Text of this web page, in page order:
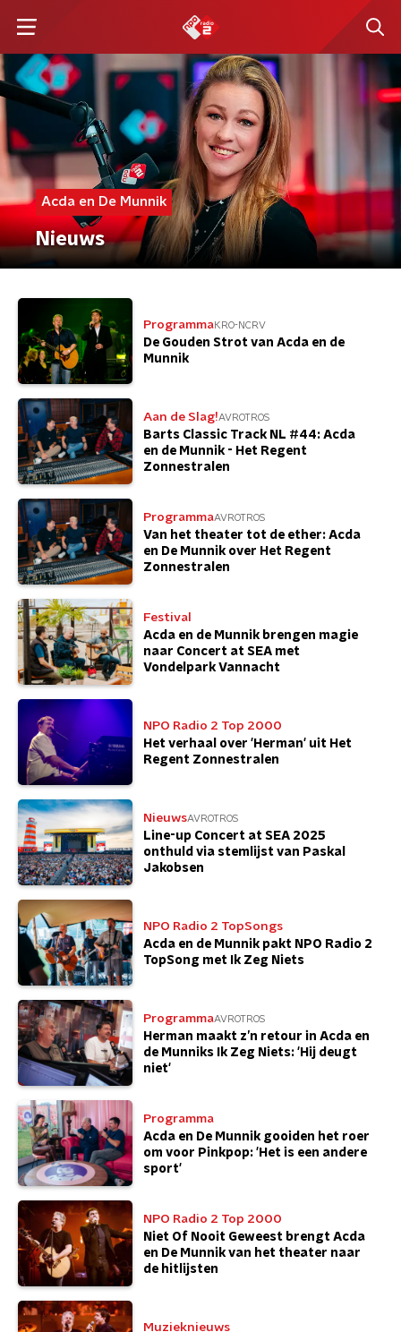
Acda en De Munnik
Nieuws
ProgrammaKRO-NCRV
De Gouden Strot van Acda en de
Munnik
Aan de Slag!AVROTROS
Barts Classic Track NL #44: Acda
en de Munnik - Het Regent
Zonnestralen
ProgrammaAVROTROS
Van het theater tot de ether: Acda
en De Munnik over Het Regent
Zonnestralen
Festival
Acda en de Munnik brengen magie
naar Concert at SEA met
Vondelpark Vannacht
NPO Radio 2 Top 2000
Het verhaal over 'Herman' uit Het
Regent Zonnestralen
NieuwsAVROTROS
Line-up Concert at SEA 2025
onthuld via stemlijst van Paskal
Jakobsen
NPO Radio 2 TopSongs
Acda en de Munnik pakt NPO Radio 2
TopSong met Ik Zeg Niets
ProgrammaAVROTROS
Herman maakt z’n retour in Acda en
de Munniks Ik Zeg Niets: 'Hij deugt
niet'
Programma
Acda en De Munnik gooiden het roer
om voor Pinkpop: 'Het is een andere
sport'
NPO Radio 2 Top 2000
Niet Of Nooit Geweest brengt Acda
en De Munnik van het theater naar
de hitlijsten
Muzieknieuws